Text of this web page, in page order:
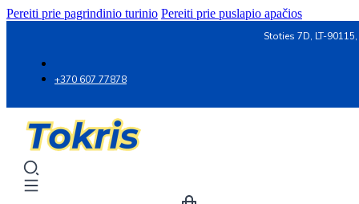
Pereiti prie pagrindinio turinio Pereiti prie puslapio apačios
Stoties 7D, LT-
+370 607 77878